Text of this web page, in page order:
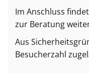
Im Anschluss
zur Beratung
Aus
Besucherzahl